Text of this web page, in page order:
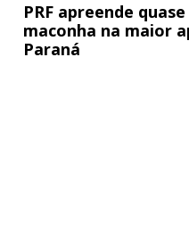
PRF apreende
maconha na maior
Paraná